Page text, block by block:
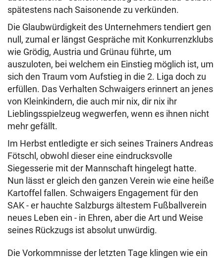
spätestens nach Saisonende zu verkünden.
Die Glaubwürdigkeit des Unternehmers tendiert gen
null, zumal er längst Gespräche mit Konkurrenzklubs
wie Grödig, Austria und Grünau führte, um
auszuloten, bei welchem ein Einstieg möglich ist, um
sich den Traum vom Aufstieg in die 2. Liga doch zu
erfüllen. Das Verhalten Schwaigers erinnert an jenes
von Kleinkindern, die auch mir nix, dir nix ihr
Lieblingsspielzeug wegwerfen, wenn es ihnen nicht
mehr gefällt.
Im Herbst entledigte er sich seines Trainers Andreas
Fötschl, obwohl dieser eine eindrucksvolle
Siegesserie mit der Mannschaft hingelegt hatte.
Nun lässt er gleich den ganzen Verein wie eine heiße
Kartoffel fallen. Schwaigers Engagement für den
SAK - er hauchte Salzburgs ältestem Fußballverein
neues Leben ein - in Ehren, aber die Art und Weise
seines Rückzugs ist absolut unwürdig.
Die Vorkommnisse der letzten Tage klingen wie ein